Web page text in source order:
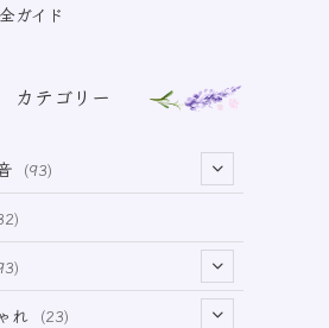
ガイド
カテゴリー
(93)
(69)
(18)れ (23)